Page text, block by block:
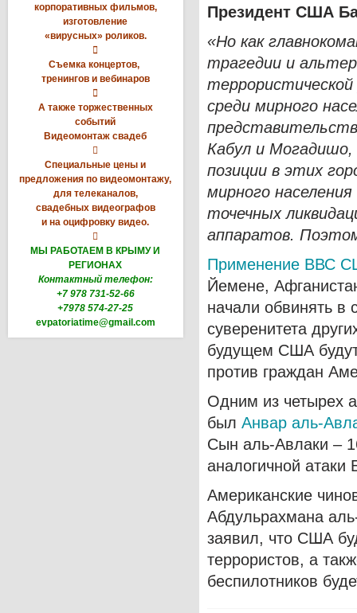
корпоративных фильмов,
изготовление
«вирусных» роликов.

Съемка концертов,
тренингов и вебинаров

А также торжественных
событий
Видеомонтаж свадеб

Специальные цены и
предложения по видеомонтажу,
для телеканалов,
свадебных видеографов
и на оцифровку видео.

МЫ РАБОТАЕМ В КРЫМУ И
РЕГИОНАХ
Контактный телефон:
+7 978 731-52-66
+7978 574-27-25
evpatoriatime@gmail.com
Президент США
«Но как
трагедии и
среди мирного
Кабул и
позиции в этих
мирного
точечных
аппаратов.
Применение ВВС
Йемене,
начали обвинять в
суверенитета
будущем США будут
против граждан
Одним из четырех
был Анвар аль-
Сын аль-Авлаки –
аналогичной
Американские
Абдульрахмана
заявил, что США
террористов, а
беспилотников